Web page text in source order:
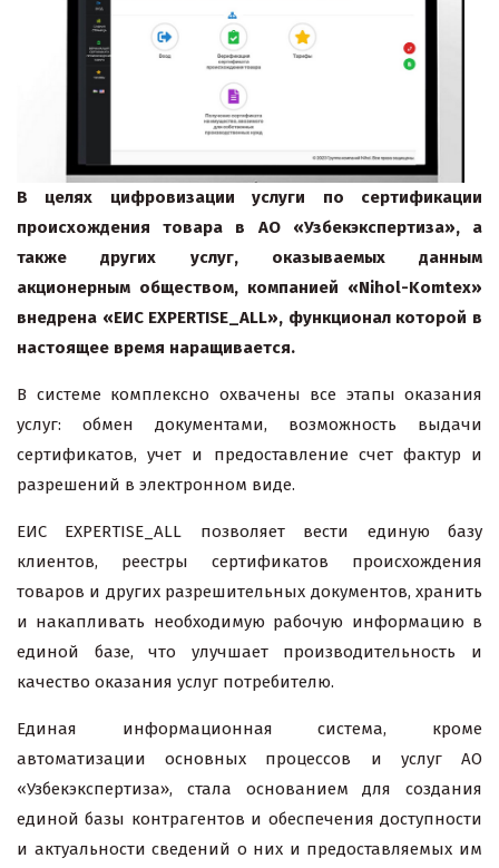
В целях цифровизации услуги по сертификации
происхождения товара в АО «Узбекэкспертиза», а
также других услуг, оказываемых данным
акционерным обществом, компанией «Nihol-Komtex»
внедрена «ЕИС EXPERTISE_ALL», функционал которой в
настоящее время наращивается.
В системе комплексно охвачены все этапы оказания
услуг: обмен документами, возможность выдачи
сертификатов, учет и предоставление счет фактур и
разрешений в электронном виде.
ЕИС EXPERTISE_ALL позволяет вести единую базу
клиентов, реестры сертификатов происхождения
товаров и других разрешительных документов, хранить
и накапливать необходимую рабочую информацию в
единой базе, что улучшает производительность и
качество оказания услуг потребителю.
Единая информационная система, кроме
автоматизации основных процессов и услуг АО
«Узбекэкспертиза», стала основанием для создания
единой базы контрагентов и обеспечения доступности
и актуальности сведений о них и предоставляемых им